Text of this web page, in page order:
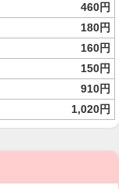
460円
180円
160円
150円
910円
1,020円